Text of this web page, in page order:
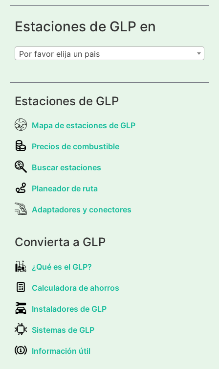
Estaciones de GLP en
Por favor elija un pais
Estaciones de GLP
Mapa de estaciones de GLP
Precios de combustible
Buscar estaciones
Planeador de ruta
Adaptadores y conectores
Convierta a GLP
¿Qué es el GLP?
Calculadora de ahorros
Instaladores de GLP
Sistemas de GLP
Información útil